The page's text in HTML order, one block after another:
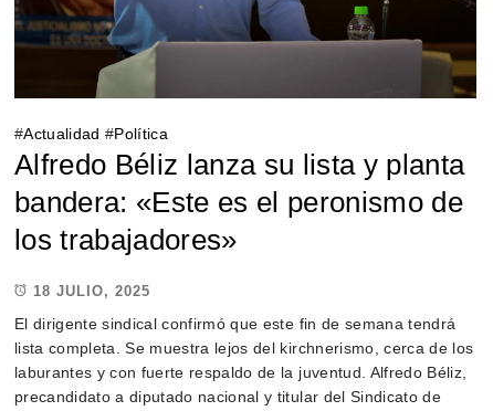
#Actualidad #Política
Alfredo Béliz lanza su lista y planta
bandera: «Este es el peronismo de
los trabajadores»
18 JULIO, 2025
El dirigente sindical confirmó que este fin de semana tendrá
lista completa. Se muestra lejos del kirchnerismo, cerca de los
laburantes y con fuerte respaldo de la juventud. Alfredo Béliz,
precandidato a diputado nacional y titular del Sindicato de